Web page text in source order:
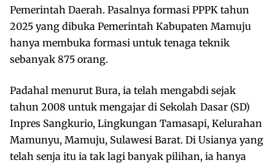
Pemerintah Daerah. Pasalnya formasi PPPK tahun
2025 yang dibuka Pemerintah Kabupaten Mamuju
hanya membuka formasi untuk tenaga teknik
sebanyak 875 orang.
Padahal menurut Bura, ia telah mengabdi sejak
tahun 2008 untuk mengajar di Sekolah Dasar (SD)
Inpres Sangkurio, Lingkungan Tamasapi, Kelurahan
Mamunyu, Mamuju, Sulawesi Barat. Di Usianya yang
telah senja itu ia tak lagi banyak pilihan, ia hanya